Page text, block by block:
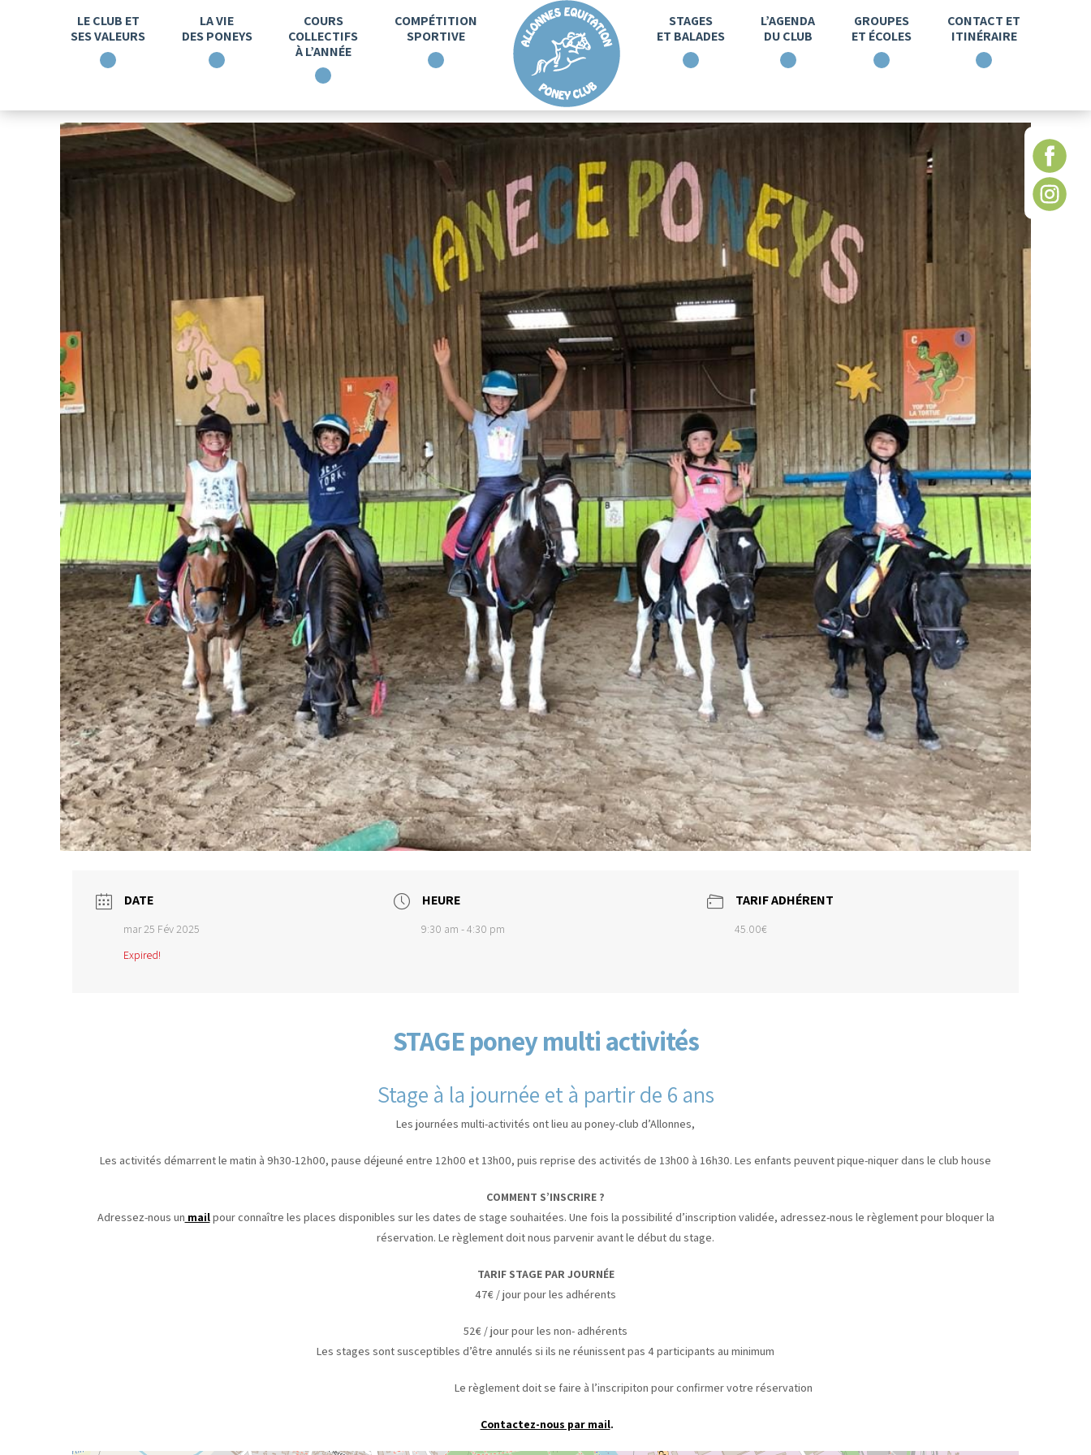
LE CLUB ET
SES VALEURS
LA VIE
DES PONEYS
COURS
COLLECTIFS
À L’ANNÉE
COMPÉTITION
SPORTIVE
STAGES
ET BALADES
L’AGENDA
DU CLUB
GROUPES
ET ÉCOLES
CONTACT ET
ITINÉRAIRE
DATE
mar 25 Fév 2025
Expired!
HEURE
9:30 am - 4:30 pm
TARIF ADHÉRENT
45.00€
STAGE poney multi activités
Stage à la journée et à partir de 6 ans
Les journées multi-activités ont lieu au poney-club d’Allonnes,
Les activités démarrent le matin à 9h30-12h00, pause déjeuné entre 12h00 et 13h00, puis reprise des activités de 13h00 à 16h30. Les enfants peuvent pique-niquer dans le club house
COMMENT S’INSCRIRE ?
Adressez-nous un mailpour connaître les places disponibles sur les dates de stage souhaitées. Une fois la possibilité d’inscription validée, adressez-nous le règlement pour bloquer la
réservation. Le règlement doit nous parvenir avant le début du stage.
TARIF STAGE PAR JOURNÉE
47€ / jour pour les adhérents
52€ / jour pour les non- adhérents
Les stages sont susceptibles d’être annulés si ils ne réunissent pas 4 participants au minimum
Le règlement doit se faire à l’inscripiton pour confirmer votre réservation
Contactez-nous par mail.